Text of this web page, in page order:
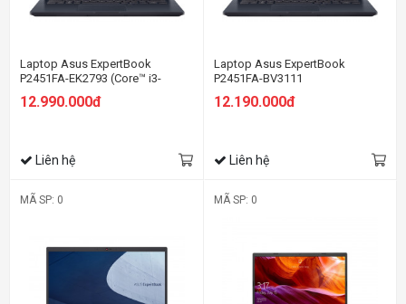
Laptop Asus ExpertBook
P2451FA-EK2793 (Core™ i3-
| 14.0 inch FHD | Free Dos)
12.990.000đ
Liên hệ
Laptop Asus ExpertBook
P2451FA-BV3111
12.190.000đ
Liên hệ
MÃ SP: 0 MÃ SP: 0